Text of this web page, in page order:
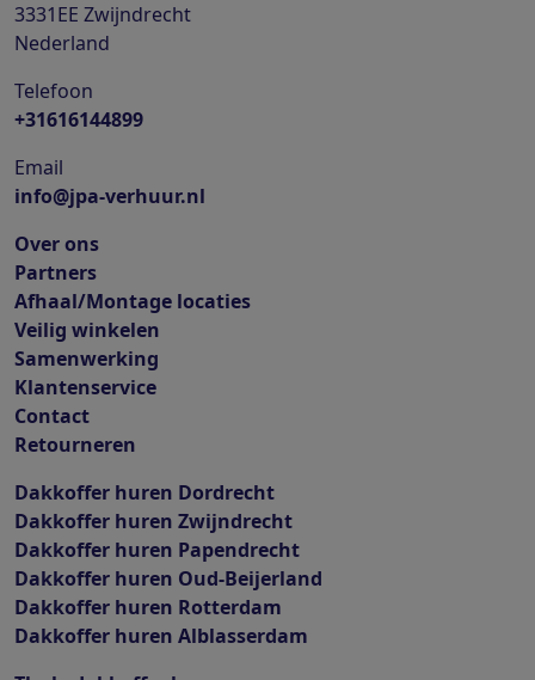
3331EE Zwijndrecht
Nederland
Telefoon
+31616144899
Email
info@jpa-verhuur.nl
Over ons
Partners
Afhaal/Montage locaties
Veilig winkelen
Samenwerking
Klantenservice
Contact
Retourneren
Dakkoffer huren Dordrecht
Dakkoffer huren Zwijndrecht
Dakkoffer huren Papendrecht
Dakkoffer huren Oud-Beijerland
Dakkoffer huren Rotterdam
Dakkoffer huren Alblasserdam